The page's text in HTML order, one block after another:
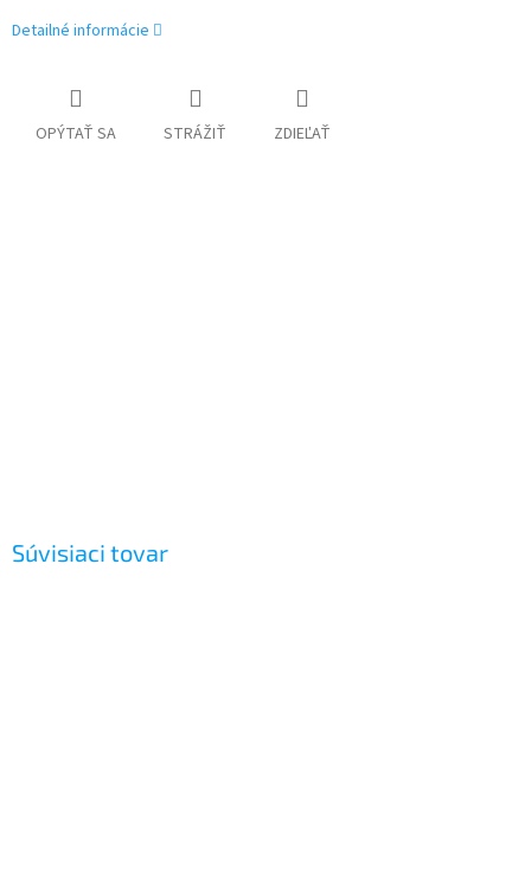
Detailné informácie
OPÝTAŤ SA STRÁŽIŤ ZDIEĽAŤ
Súvisiaci tovar